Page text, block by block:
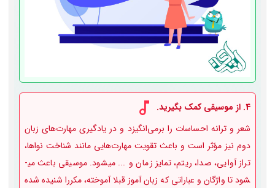
4. از موسیقی کمک بگیرید.
شعر و ترانه‌ احساسات را برمی‌انگیزد و در یادگیری مهارت‌های زبان
دوم نیز مؤثر است و باعث تقویت مهارت‌هایی مانند شناخت نواها،
تراز آوایی، صدا، ریتم، تمایز زمان و ... می­شود. موسیقی باعث می­
شود تا واژگان و عباراتی که زبان آموز قبلا آموخته، مکررا شنیده شده